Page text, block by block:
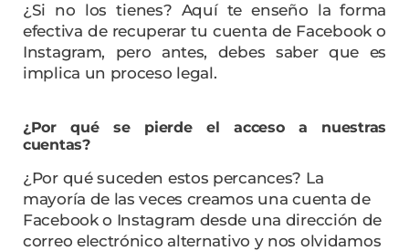
¿Si no los tienes? Aquí te enseño la forma
efectiva de recuperar tu cuenta de Facebook o
Instagram, pero antes, debes saber que es
implica un proceso legal.
¿Por qué se pierde el acceso a nuestras
cuentas?
¿Por qué suceden estos percances? La
mayoría de las veces creamos una cuenta de
Facebook o Instagram desde una dirección de
correo electrónico alternativo y nos olvidamos